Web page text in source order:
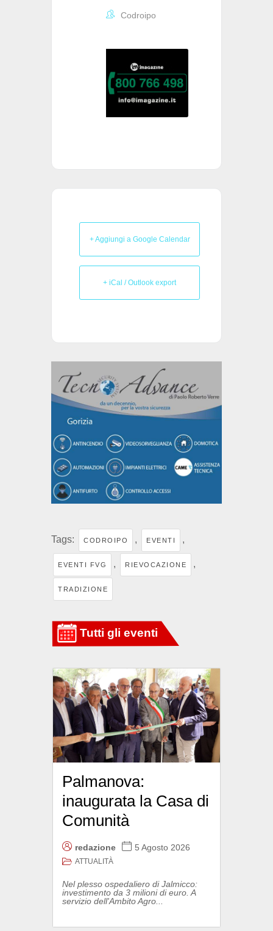
Codroipo
+ Aggiungi a Google Calendar
+ iCal / Outlook export
Tags: CODROIPO , EVENTI ,
EVENTI FVG , RIEVOCAZIONE ,
TRADIZIONE
Palmanova:
inaugurata la Casa di
Comunità
redazione 5 Agosto 2026
ATTUALITÀ
Nel plesso ospedaliero di Jalmicco:
investimento da 3 milioni di euro. A
servizio dell'Ambito Agro...